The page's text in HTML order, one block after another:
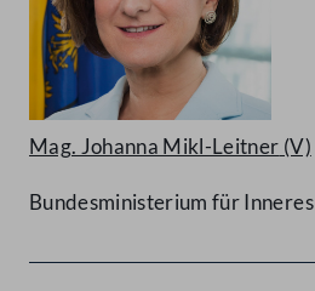
Mag. Johanna Mikl-Leitner (V)
Bundesministerium für Inneres